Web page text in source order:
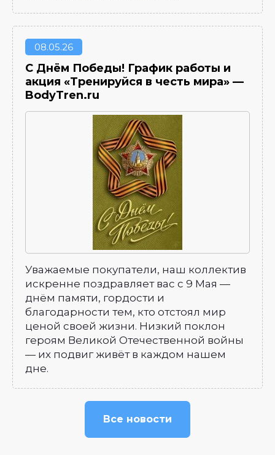
08 05.26
С Днём Победы! График работы и
акция «Тренируйся в честь мира» —
BodyTren.ru
Уважаемые покупатели, наш коллектив
искренне поздравляет вас с 9 Мая —
днём памяти, гордости и
благодарности тем, кто отстоял мир
ценой своей жизни. Низкий поклон
героям Великой Отечественной войны
— их подвиг живёт в каждом нашем
дне.
Все новости